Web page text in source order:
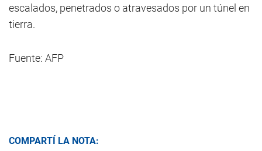
escalados, penetrados o atravesados por un túnel en
tierra.
Fuente: AFP
COMPARTÍ LA NOTA: